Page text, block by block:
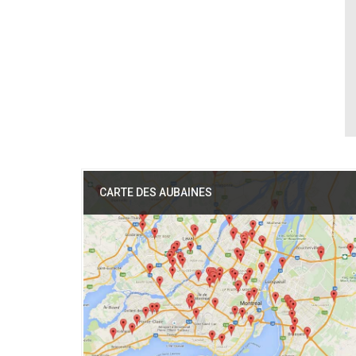
CARTE DES AUBAINES